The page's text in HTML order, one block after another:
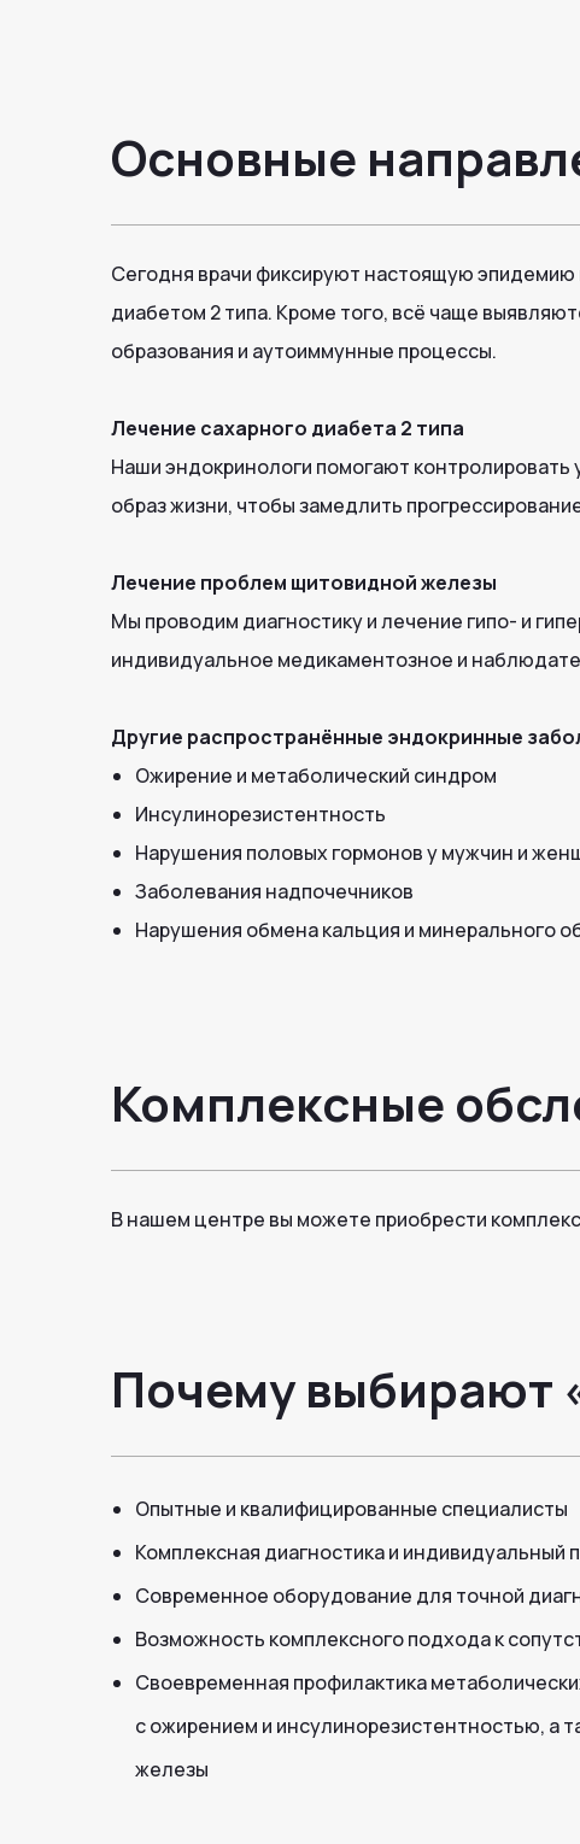
Основные
Сегодня врачи фиксируют настоящую эпидемию
диабетом 2 типа. Кроме того, всё чаще
образования и аутоиммунные процессы.
Лечение сахарного диабета 2 типа
Наши эндокринологи помогают
образ жизни, чтобы замедлить
Лечение проблем щитовидной железы
Мы проводим диагностику и лечение гипо- и
индивидуальное медикаментозное и
Другие распространённые эндокринные
Ожирение и метаболический синдром
Инсулинорезистентность
Нарушения половых гормонов у мужчин и
Заболевания надпочечников
Нарушения обмена кальция и минерального
Комплексные
В нашем центре вы можете приобрести
Почему выбирают
Опытные и квалифицированные специалисты
Комплексная диагностика и индивидуальный
Современное оборудование для точной
Возможность комплексного подхода к
Своевременная профилактика
с ожирением и инсулинорезистентностью, а
железы